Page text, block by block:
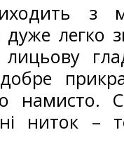
з
дуже легко
намисто.
ниток –